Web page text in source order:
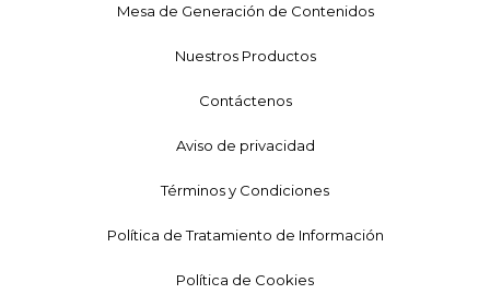
Mesa de Generación de Contenidos
Nuestros Productos
Contáctenos
Aviso de privacidad
Términos y Condiciones
Política de Tratamiento de Información
Política de Cookies